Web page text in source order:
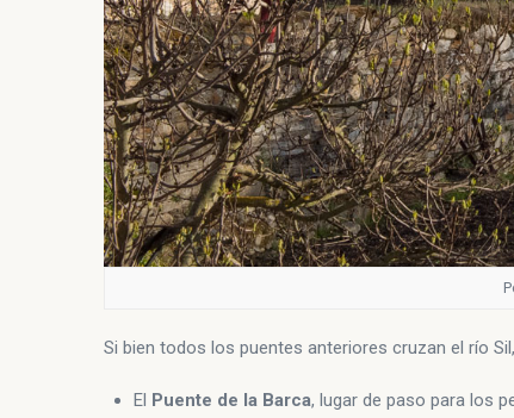
Si bien todos los puentes anteriores cruzan el río
El Puente de la Barca, lugar de paso para los